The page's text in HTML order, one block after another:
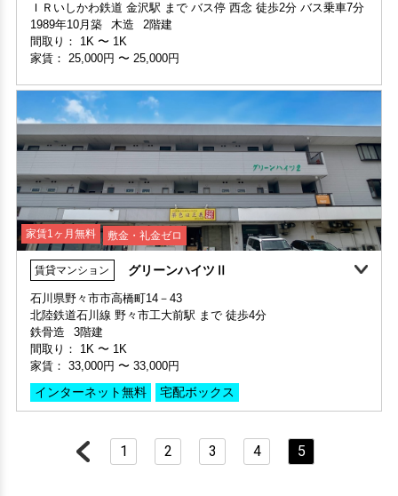
部屋号数 103号室 申込済
家賃 35,000円・共益費 2,500円
階数 1階
敷金 - ・礼金 -
保証人不要・代行
ＩＲいしかわ鉄道 金沢駅 まで バス停 西念 徒歩2分 バス乗車7分
1989年10月築
木造
2階建
間取り： 1K 〜 1K
家賃： 25,000円 〜 25,000円
家賃1ヶ月無料 敷金・礼金ゼロ
部屋号数 201号室 申込済
家賃 25,000円・共益費 1,000円
階数 2階
敷金 - ・礼金 -
家賃1ヶ月無料 敷金・礼金ゼロ
賃貸マンション グリーンハイツⅡ
石川県野々市市高橋町14－43
北陸鉄道石川線 野々市工大前駅 まで 徒歩4分
鉄骨造
3階建
間取り： 1K 〜 1K
家賃： 33,000円 〜 33,000円
インターネット無料 宅配ボックス
1 2 3 4 5